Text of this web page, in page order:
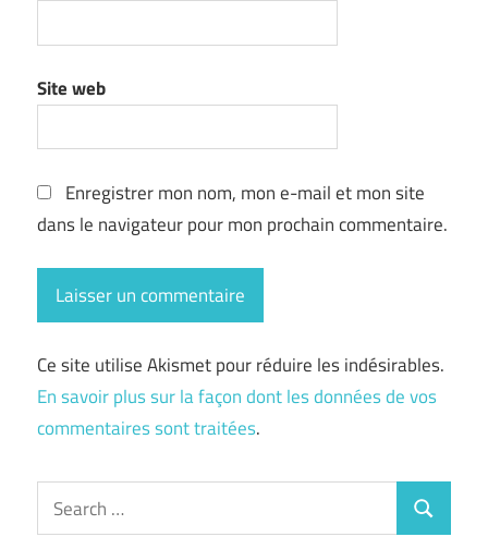
Site web
Enregistrer mon nom, mon e-mail et mon site
dans le navigateur pour mon prochain commentaire.
Ce site utilise Akismet pour réduire les indésirables.
En savoir plus sur la façon dont les données de vos
commentaires sont traitées.
Search
for:
Search